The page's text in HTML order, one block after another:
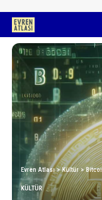
Evren Atlası>Kültür>Bitcoin
KÜLTÜR